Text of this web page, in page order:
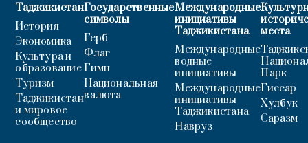
Таджикистан
История
Экономика
Культура и
образование
Туризм
Таджикистан
и мировое
сообщество
Государственные
символы
Герб
Флаг
Гимн
Национальная
валюта
Международные
инициативы
Таджикистана
Международные
водные
инициативы
Международные
инициативы
Таджикистана
Навруз
места
Парк
Гиссар
Хулбук
Саразм